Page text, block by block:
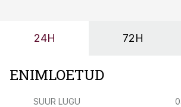
OÜ tegevjuht Sander Mitendorf.
24H 72H
ENIMLOETUD
SUUR LUGU